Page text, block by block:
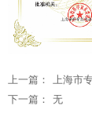
上一篇：
上海市
下一篇：
无